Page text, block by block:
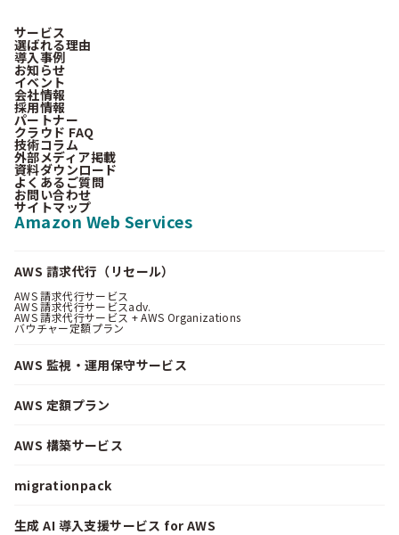
サービス
選ばれる理由
導入事例
お知らせ
イベント
会社情報
採用情報
パートナー
クラウド FAQ
技術コラム
外部メディア掲載
資料ダウンロード
よくあるご質問
お問い合わせ
サイトマップ
Amazon Web Services
AWS 請求代行（リセール）
AWS 請求代行サービス
AWS 請求代行サービスadv.
AWS 請求代行サービス + AWS Organizations
バウチャー定額プラン
AWS 監視・運用保守サービス
AWS 定額プラン
AWS 構築サービス
migrationpack
生成 AI 導入支援サービス for AWS